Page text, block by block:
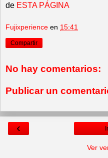
de ESTA PÁGINA
Fujixperience en 15:41
Compartir
No hay comentarios:
Publicar un
‹
Ver